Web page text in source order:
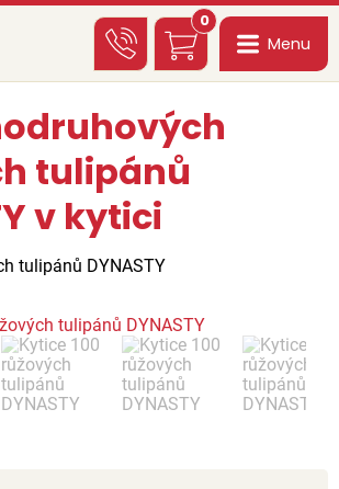
0
Menu
tulipánů
v kytici
tulipánů DYNASTY